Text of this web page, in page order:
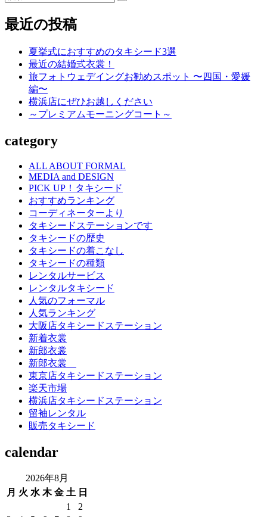
ー
最近の投稿
夏挙式におすすめのタキシード3選
最近の結婚式衣裳！
旅フォトウェデイングお勧めスポット 〜四国・愛媛
編〜
横浜店にぜひお越しください
～プレミアムモーニングコート～
category
ALL ABOUT FORMAL
MEDIA and DESIGN
PICK UP！タキシード
おすすめランキング
コーディネーターより
タキシードステーションです
タキシードの歴史
タキシードの着こなし
タキシードの種類
レンタルサービス
レンタルタキシード
人気のフォーマル
人気ランキング
大阪店タキシードステーション
新着衣裳
新郎衣裳
新郎衣裳
東京店タキシードステーション
楽天市場
横浜店タキシードステーション
留袖レンタル
販売タキシード
calendar
2026年8月
月 火 水 木 金 土 日
1
2